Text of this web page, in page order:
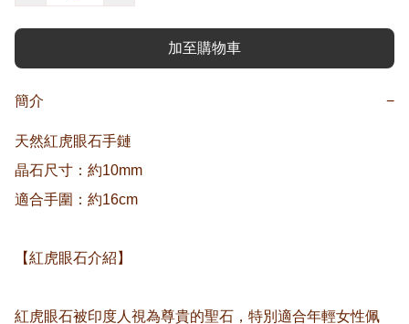
加至購物車
簡介 −
天然紅虎眼石手鏈
晶石尺寸：約10mm
適合手圍：約16cm
【紅虎眼石介紹】
紅虎眼石被印度人視為尊貴的聖石，特別適合年輕女性佩